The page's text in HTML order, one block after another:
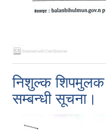
निशुल्क शिपमुलक
सम्बन्धी सूचना।